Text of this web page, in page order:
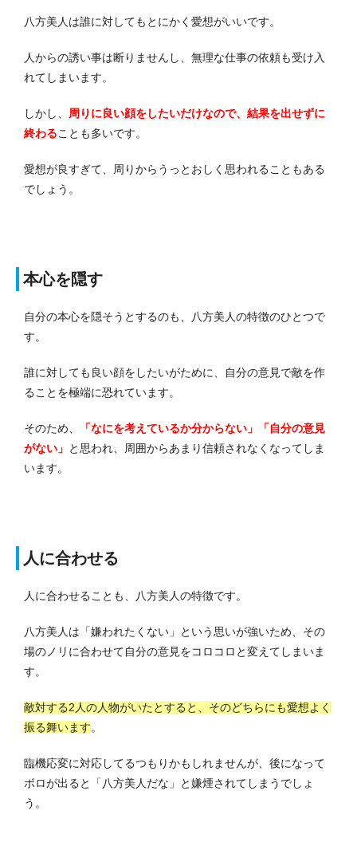
八方美人は誰に対してもとにかく愛想がいいです。
人からの誘い事は断りませんし、無理な仕事の依頼も受け入
れてしまいます。
しかし、 周りに良い顔をしたいだけなので、結果を出せずに
終わることも多いです。
愛想が良すぎて、周りからうっとおしく思われることもある
でしょう。
本心を隠す
自分の本心を隠そうとするのも、八方美人の特徴のひとつで
す。
誰に対しても良い顔をしたいがために、自分の意見で敵を作
ることを極端に恐れています。
そのため、
「なにを考えているか分からない」「自分の意見
がない」 と思われ、周囲からあまり信頼されなくなってしま
います。
人に合わせる
人に合わせることも、八方美人の特徴です。
八方美人は「嫌われたくない」という思いが強いため、その
場のノリに合わせて自分の意見をコロコロと変えてしまいま
す。
敵対する2人の人物がいたとすると、そのどちらにも愛想よく
振る舞います。
臨機応変に対応してるつもりかもしれませんが、後になって
ボロが出ると「八方美人だな」と嫌煙されてしまうでしょ
う。